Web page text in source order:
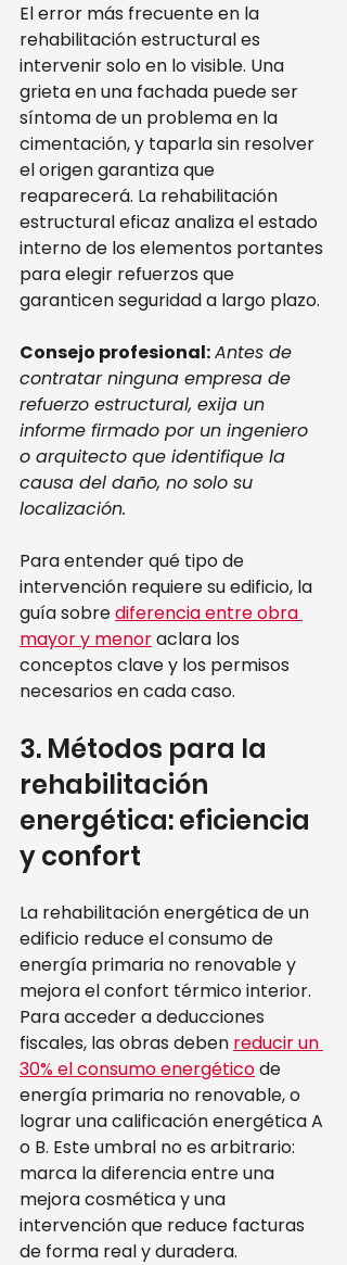
El error más frecuente en la
rehabilitación estructural es
intervenir solo en lo visible. Una
grieta en una fachada puede ser
síntoma de un problema en la
cimentación, y taparla sin resolver
el origen garantiza que
reaparecerá. La rehabilitación
estructural eficaz analiza el estado
interno de los elementos portantes
para elegir refuerzos que
garanticen seguridad a largo plazo.
Consejo profesional:Antes de
contratar ninguna empresa de
refuerzo estructural, exija un
informe firmado por un ingeniero
o arquitecto que identifique la
causa del daño, no solo su
localización.
Para entender qué tipo de
intervención requiere su edificio, la
guía sobre diferencia entre obra
mayor y menor aclara los
conceptos clave y los permisos
necesarios en cada caso.
3. Métodos para la
rehabilitación
energética: eficiencia
y confort
La rehabilitación energética de un
edificio reduce el consumo de
energía primaria no renovable y
mejora el confort térmico interior.
Para acceder a deducciones
fiscales, las obras deben reducir un
30% el consumo energético de
energía primaria no renovable, o
lograr una calificación energética A
o B. Este umbral no es arbitrario:
marca la diferencia entre una
mejora cosmética y una
intervención que reduce facturas
de forma real y duradera.